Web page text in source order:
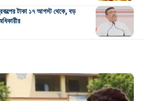
টাকা ১৭ আগস্ট থেকে, বড়